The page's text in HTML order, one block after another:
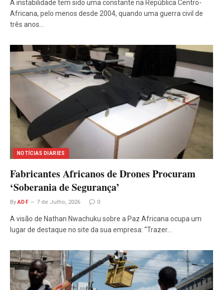
A instabilidade tem sido uma constante na República Centro-
Africana, pelo menos desde 2004, quando uma guerra civil de
três anos…
NOTÍCIAS DIARIES
Fabricantes Africanos de Drones Procuram
‘Soberania de Segurança’
By ADF 7 de Julho, 2026 0
A visão de Nathan Nwachuku sobre a Paz Africana ocupa um
lugar de destaque no site da sua empresa: “Trazer…